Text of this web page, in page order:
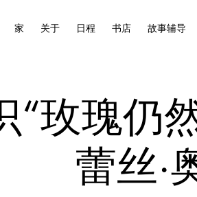
家 关于 日程 书店 故事辅导
“玫瑰仍
蕾丝·